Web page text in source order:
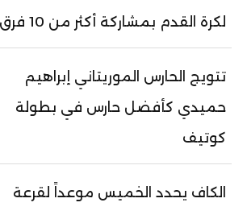
لكرة القدم بمشاركة أكثر من 10 فرق
تتويج الحارس الموريتاني إبراهيم
حميدي كأفضل حارس في بطولة
كوتيف
الكاف يحدد الخميس موعداً لقرعة